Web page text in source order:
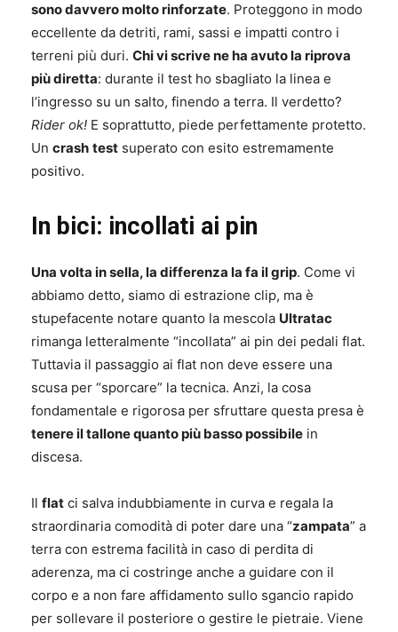
sono davvero molto rinforzate. Proteggono in modo
eccellente da detriti, rami, sassi e impatti contro i
terreni più duri. Chi vi scrive ne ha avuto la riprova
più diretta: durante il test ho sbagliato la linea e
l’ingresso su un salto, finendo a terra. Il verdetto?
Rider ok! E soprattutto, piede perfettamente protetto.
Un crash test superato con esito estremamente
positivo.
In bici: incollati ai pin
Una volta in sella, la differenza la fa il grip. Come vi
abbiamo detto, siamo di estrazione clip, ma è
stupefacente notare quanto la mescola Ultratac
rimanga letteralmente “incollata” ai pin dei pedali flat.
Tuttavia il passaggio ai flat non deve essere una
scusa per “sporcare” la tecnica. Anzi, la cosa
fondamentale e rigorosa per sfruttare questa presa è
tenere il tallone quanto più basso possibile in
discesa.
Il flat ci salva indubbiamente in curva e regala la
straordinaria comodità di poter dare una “zampata” a
terra con estrema facilità in caso di perdita di
aderenza, ma ci costringe anche a guidare con il
corpo e a non fare affidamento sullo sgancio rapido
per sollevare il posteriore o gestire le pietraie. Viene